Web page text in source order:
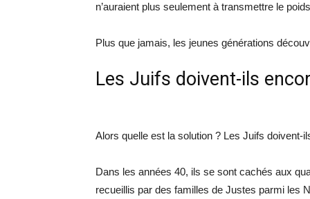
n’auraient plus seulement à transmettre le
Plus que jamais, les jeunes générations
Les Juifs doivent-ils
Alors quelle est la solution ? Les Juifs doivent-
Dans les années 40, ils se sont cachés aux
recueillis par des familles de Justes parmi les